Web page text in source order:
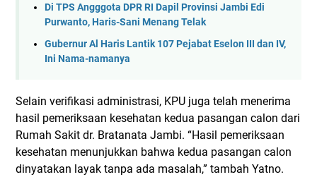
Di TPS Angggota DPR RI Dapil Provinsi Jambi Edi
Purwanto, Haris-Sani Menang Telak
Gubernur Al Haris Lantik 107 Pejabat Eselon III dan IV,
Ini Nama-namanya
Selain verifikasi administrasi, KPU juga telah menerima
hasil pemeriksaan kesehatan kedua pasangan calon dari
Rumah Sakit dr. Bratanata Jambi. “Hasil pemeriksaan
kesehatan menunjukkan bahwa kedua pasangan calon
dinyatakan layak tanpa ada masalah,” tambah Yatno.